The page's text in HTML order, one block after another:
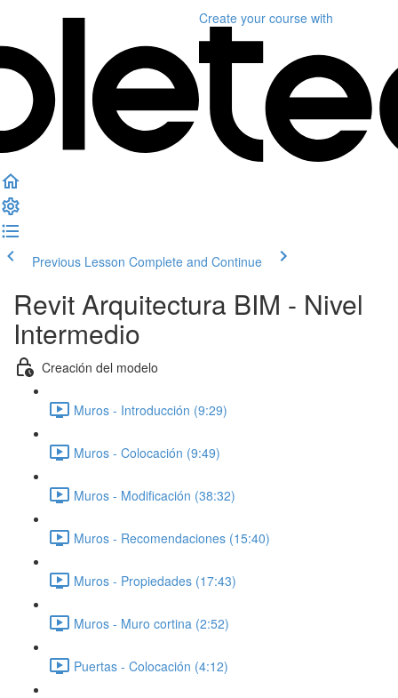
Create your course with
Previous Lesson Complete and Continue
Revit Arquitectura BIM - Nivel
Intermedio
Creación del modelo
Muros - Introducción (9:29)
Muros - Colocación (9:49)
Muros - Modificación (38:32)
Muros - Recomendaciones (15:40)
Muros - Propiedades (17:43)
Muros - Muro cortina (2:52)
Puertas - Colocación (4:12)